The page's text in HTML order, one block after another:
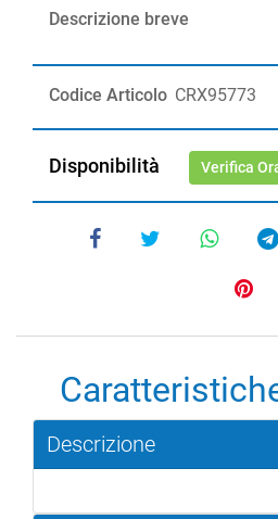
Descrizione breve
Codice Articolo CRX95773
Disponibilità Verifica
Descrizione